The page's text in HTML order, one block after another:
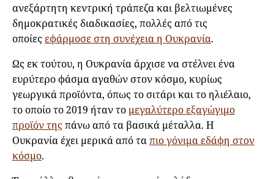
ανεξάρτητη κεντρική τράπεζα και βελτιωμένες
δημοκρατικές διαδικασίες, πολλές από τις
οποίες εφάρμοσε στη συνέχεια η Ουκρανία.
Ως εκ τούτου, η Ουκρανία άρχισε να στέλνει ένα
ευρύτερο φάσμα αγαθών στον κόσμο, κυρίως
γεωργικά προϊόντα, όπως το σιτάρι και το ηλιέλαιο,
το οποίο το 2019 ήταν το μεγαλύτερο εξαγώγιμο
προϊόν τηςπάνω από τα βασικά μέταλλα. Η
Ουκρανία έχει μερικά από ταπιο γόνιμα εδάφη στον
κόσμο.